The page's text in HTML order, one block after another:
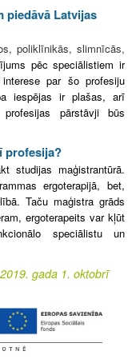
piedāvā Latvijas
poliklīnikās, slimnīcās,
pēc speciālistiem ir
par šo profesiju
iespējas ir plašas, arī
pārstāvji būs
profesija?
studijas maģistrantūrā.
ergoterapijā, bet,
Taču maģistra grāds
ergoterapeits var kļūt
speciālistu un
gada 1. oktobrī